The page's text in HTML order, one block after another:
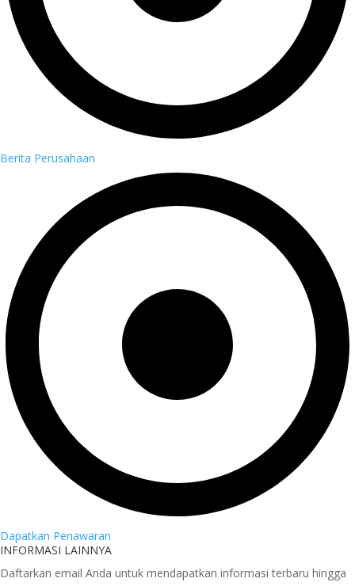
Berita Perusahaan
Dapatkan Penawaran
INFORMASI LAINNYA
Daftarkan email Anda untuk mendapatkan informasi terbaru hingga